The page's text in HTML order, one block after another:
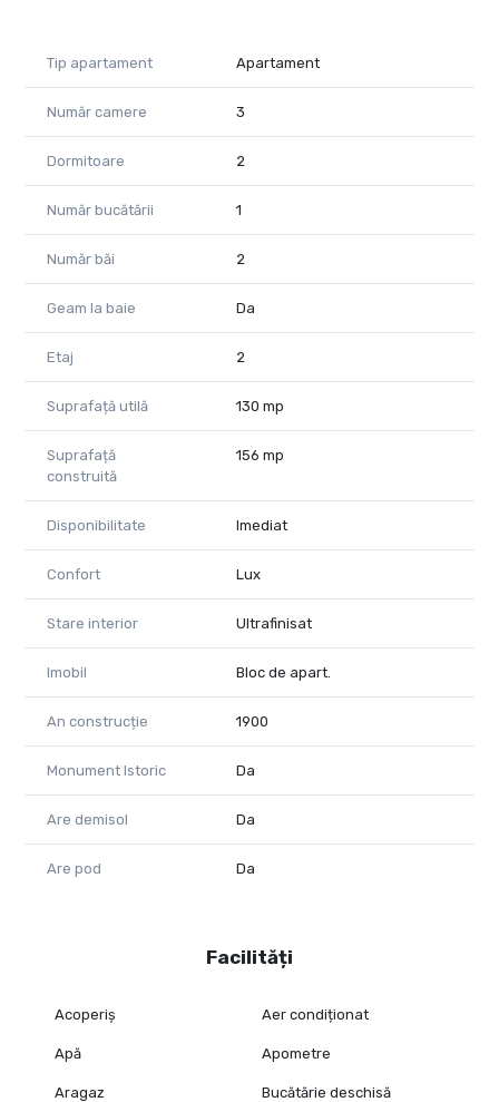
Pentru informații suplimentare, și disponibilitate, vă stăm la
dispoziție:
CP2852755
Tip apartament Apartament
Număr camere 3
Dormitoare 2
Număr bucătării 1
Număr băi 2
Geam la baie Da
Etaj 2
Suprafață utilă 130 mp
Suprafață
construită
156 mp
Disponibilitate Imediat
Confort Lux
Stare interior Ultrafinisat
Imobil Bloc de apart.
An construcție 1900
Monument Istoric Da
Are demisol Da
Are pod Da
Facilități
Acoperiș Aer condiționat
Apă Apometre
Aragaz Bucătărie deschisă